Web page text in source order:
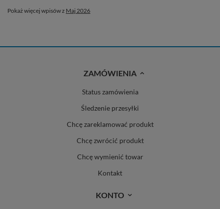
Pokaż więcej wpisów z Maj 2026
ZAMÓWIENIA
Status zamówienia
Śledzenie przesyłki
Chcę zareklamować produkt
Chcę zwrócić produkt
Chcę wymienić towar
Kontakt
KONTO